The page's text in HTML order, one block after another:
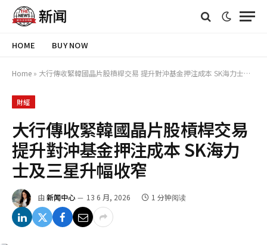
HOME BUY NOW
Home » 大行傳收緊韓國晶片股槓桿交易 提升對沖基金押注成本 SK海力士及三星升幅收窄
財經
大行傳收緊韓國晶片股槓桿交易
提升對沖基金押注成本 SK海力
士及三星升幅收窄
由 新闻中心 13 6 月, 2026 1 分钟阅读